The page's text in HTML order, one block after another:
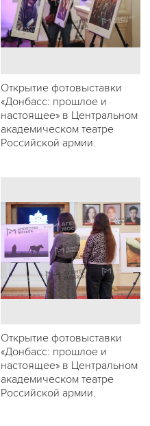
Открытие фотовыставки
«Донбасс: прошлое и
настоящее» в Центральном
академическом театре
Российской армии.
Открытие фотовыставки
«Донбасс: прошлое и
настоящее» в Центральном
академическом театре
Российской армии.